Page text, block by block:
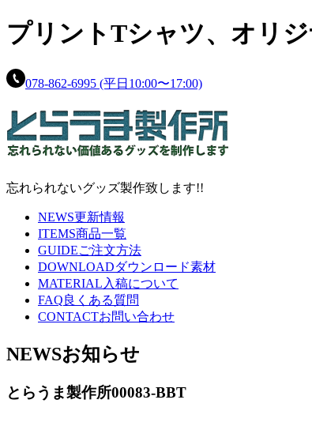
プリントTシャツ、 オリ
078-862-6995 (平日10:00〜17:00)
忘れられないグッズ製作致します!!
NEWS更新情報
ITEMS商品一覧
GUIDEご注文方法
DOWNLOADダウンロード素材
MATERIAL 入稿について
FAQ良くある質問
CONTACTお問い合わせ
NEWSお知らせ
とらうま製作所00083-BBT